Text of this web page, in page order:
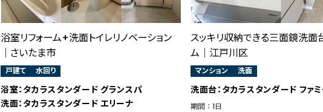
浴室リフォーム+洗面トイレリノベーション
｜さいたま市
戸建て 水回り
浴室：タカラスタンダード グランスパ
洗面：タカラスタンダード エリーナ
スッキリ収納できる三面鏡洗面
ム｜江戸川区
マンション 洗面
洗面台：タカラスタンダード ファ
期間 ： 1日